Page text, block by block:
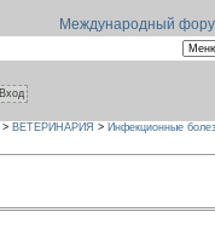
Международный
> ВЕТЕРИНАРИЯ > Инфекционные